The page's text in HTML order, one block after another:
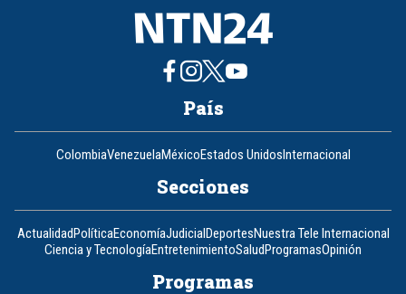
País
ColombiaVenezuelaMéxicoEstados UnidosInternacional
Secciones
ActualidadPolíticaEconomíaJudicialDeportesNuestra Tele Internacional
Ciencia y TecnologíaEntretenimientoSaludProgramasOpinión
Programas